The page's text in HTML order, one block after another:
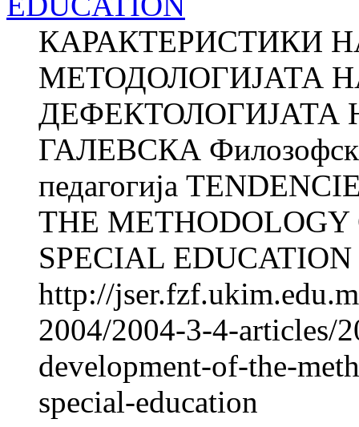
КАРАКТЕРИСТИКИ
МЕТОДОЛОГИЈАТА
ДЕФЕКТОЛОГИЈАТА
ГАЛЕВСКА
педагогија
THE METHODOLOGY
SPECIAL EDUCATION
http://
2004/2004-3-4-articles/
development-of-the-
special-education